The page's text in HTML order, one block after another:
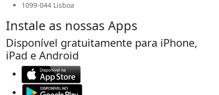
1099-044 Lisboa
Instale as nossas Apps
Disponível gratuitamente para iPhone,
iPad e Android